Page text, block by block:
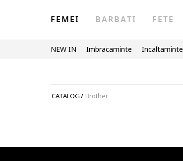
FEMEI BARBATI FETE
NEW IN Imbracaminte Incaltaminte
CATALOG/ Brother